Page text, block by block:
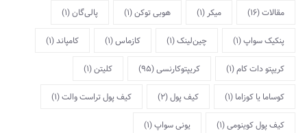
مقالات(16) میکر (1) هوبی توکن(1) پالی‌گان(1)
پنکیک سواپ(1) چین‌لینک(1) کازماس(1) کامپاند(1)
کریپتو دات کام(1) کریپتوکارنسی(95) کلیتن(1)
کوساما یا کوزاما (1) کیف پول(2) کیف پول تراست والت(1)
کیف پول کوینومی(1) یونی سواپ(1)